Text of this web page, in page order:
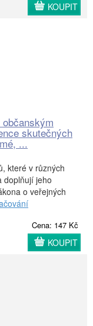
KOUPIT
skutečných
...
které v různých
doplňují jeho
o veřejných
Cena: 147 Kč
KOUPIT